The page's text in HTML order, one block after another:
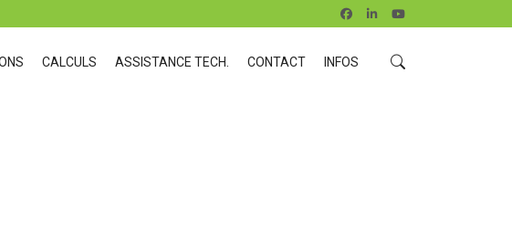
CALCULS ASSISTANCE TECH. CONTACT INFOS